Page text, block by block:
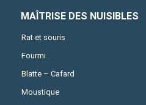
MAÎTRISE DES NUISIBLES
Rat et souris
Fourmi
Blatte – Cafard
Moustique